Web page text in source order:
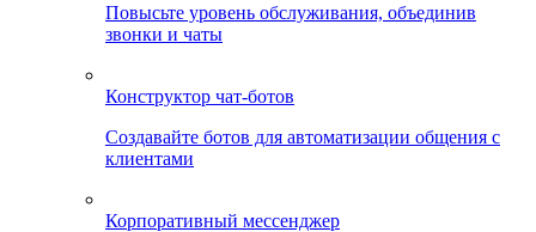
Повысьте уровень обслуживания, объединив
звонки и чаты
Конструктор чат-ботов
Создавайте ботов для автоматизации общения с
клиентами
Корпоративный мессенджер